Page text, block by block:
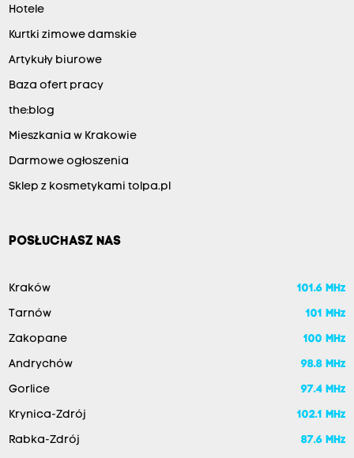
Hotele
Kurtki zimowe damskie
Artykuły biurowe
Baza ofert pracy
the:blog
Mieszkania w Krakowie
Darmowe ogłoszenia
Sklep z kosmetykami tolpa.pl
POSŁUCHASZ NAS
Kraków 101.6 MHz
Tarnów 101 MHz
Zakopane 100 MHz
Andrychów 98.8 MHz
Gorlice 97.4 MHz
Krynica-Zdrój 102.1 MHz
Rabka-Zdrój 87.6 MHz